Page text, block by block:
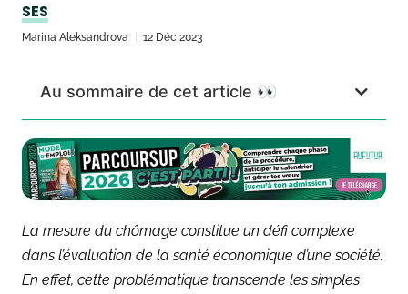
SES
Marina Aleksandrova 12 Déc 2023
Au sommaire de cet article 👀
La mesure du chômage constitue un défi complexe
dans l’évaluation de la santé économique d’une société.
En effet, cette problématique transcende les simples